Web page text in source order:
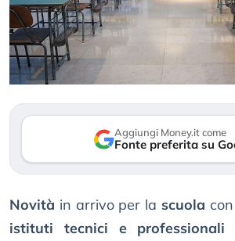
Aggiungi Money.it come
Fonte preferita su
Novità in arrivo per la scuola
istituti tecnici e professionali